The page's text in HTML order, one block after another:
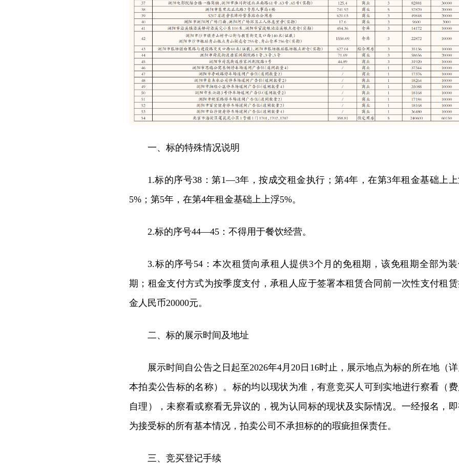
一、标的特殊情况说明
1.标的序号38：第1—3年，按成交租金执行；第4年，在第3年租金基础上
5%；第5年，在第4年租金基础上上浮5%。
2.标的序号44—45：不得用于餐饮经营。
3.标的序号54：本次租赁向承租人提供3个月的免租期，该免租期全部为
期；租金支付方式为按季度支付，承租人应于签署本租赁合同前一次性支付租
金人民币20000元。
二、标的展示时间及地址
展示时间自公告之日起至2026年4月20日16时止，展示地点为标的所在地（
本拍卖公告标的名称）。标的均以现状为准，有意竞买人可到实地进行察看（
自理），未察看或察看无异议的，视为认同标的现状及实际情况。一经报名，
为接受标的所有基本情况，拍卖公司不承担标的的瑕疵担保责任。
三、竞买登记手续